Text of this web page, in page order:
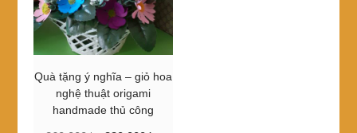
Quà tặng ý nghĩa – giỏ hoa
nghệ thuật origami
handmade thủ công